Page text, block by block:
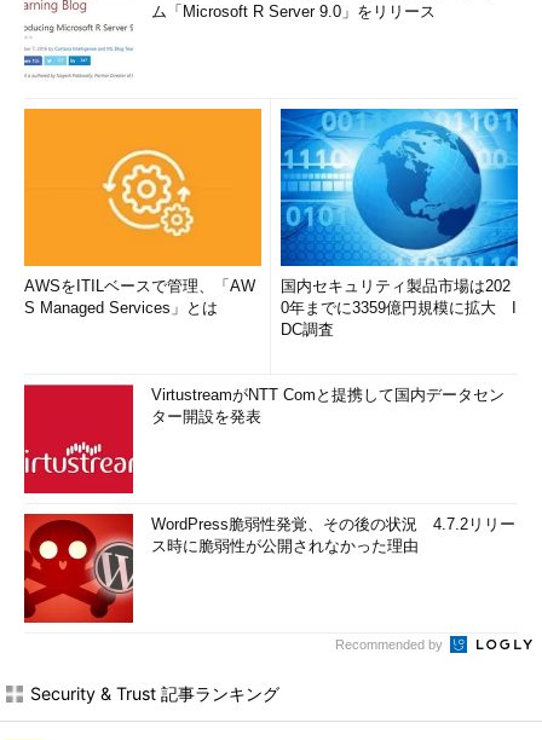
ム「Microsoft R Server 9.0」をリリース
AWSをITILベースで管理、「AW
S Managed Services」とは
国内セキュリティ製品市場は202
0年までに3359億円規模に拡大 I
DC調査
VirtustreamがNTT Comと提携して国内データセン
ター開設を発表
WordPress脆弱性発覚、その後の状況 4.7.2リリー
ス時に脆弱性が公開されなかった理由
Recommended by
Security & Trust 記事ランキング